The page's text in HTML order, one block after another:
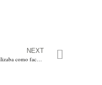
NEXT
Alias Aurelio del frente 33 de las Farc, utilizaba como fachada la organización campesina del Catatumbo